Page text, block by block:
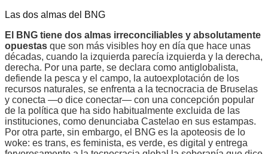
Las dos almas del BNG
El BNG tiene dos almas irreconciliables y absolutamente
opuestas que son más visibles hoy en día que hace unas
décadas, cuando la izquierda parecía izquierda y la derecha,
derecha. Por una parte, se declara como antiglobalista,
defiende la pesca y el campo, la autoexplotación de los
recursos naturales, se enfrenta a la tecnocracia de Bruselas
y conecta —o dice conectar— con una concepción popular
de la política que ha sido habitualmente excluida de las
instituciones, como denunciaba Castelao en sus estampas.
Por otra parte, sin embargo, el BNG es la apoteosis de lo
woke: es trans, es feminista, es verde, es digital y entrega